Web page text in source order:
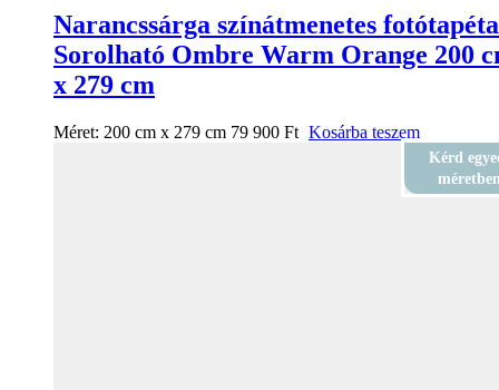
Narancssárga színátmenetes fotótapéta
Sorolható Ombre Warm Orange 200
x 279 cm
Méret: 200 cm x 279 cm 79 900 Ft Kosárba teszem
Kérd